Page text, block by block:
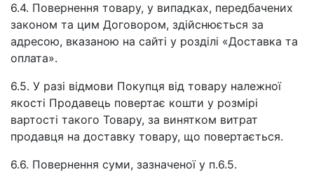
6.4. Повернення товару, у випадках, передбачених
законом та цим Договором, здійснюється за
адресою, вказаною на сайті у розділі «Доставка та
оплата».
6.5. У разі відмови Покупця від товару належної
якості Продавець повертає кошти у розмірі
вартості такого Товару, за винятком витрат
продавця на доставку товару, що повертається.
6.6. Повернення суми, зазначеної у п.6.5.